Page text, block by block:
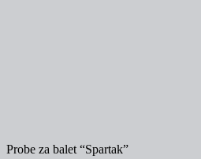
Probe za balet “Spartak”